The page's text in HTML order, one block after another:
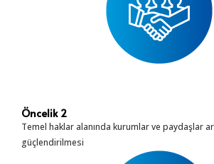
Öncelik 2
Temel haklar alanında kurumlar ve paydaşlar
güçlendirilmesi